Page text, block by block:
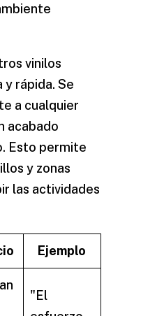
vinilos
y rápida. Se
a cualquier
acabado
Esto permite
y zonas
las actividades
Ejemplo
"El